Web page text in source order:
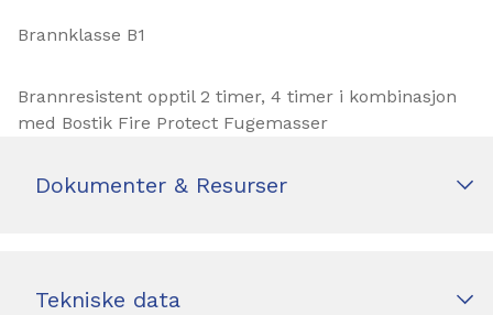
Brannklasse B1
Brannresistent opptil 2 timer, 4 timer i kombinasjon
med Bostik Fire Protect Fugemasser
Dokumenter & Resurser
Tekniske data